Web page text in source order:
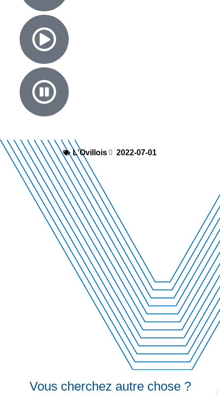
L'Ovillois 2022-07-01
Vous cherchez autre chose ?